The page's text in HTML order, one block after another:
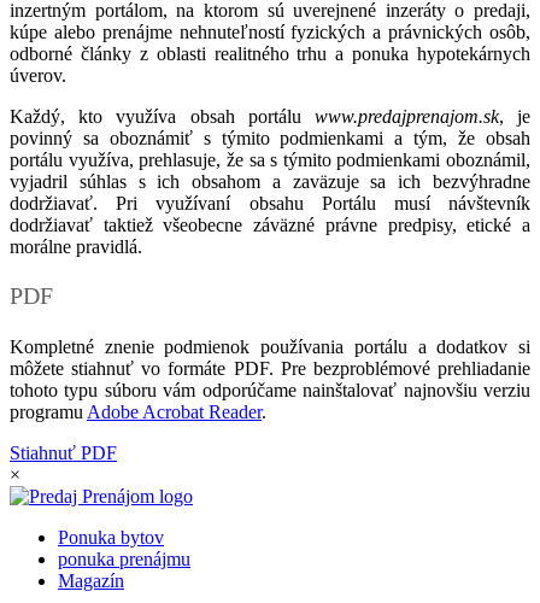
inzertným portálom, na ktorom sú uverejnené inzeráty o predaji,
kúpe alebo prenájme nehnuteľností fyzických a právnických osôb,
odborné články z oblasti realitného trhu a ponuka hypotekárnych
úverov.
Každý, kto využíva obsah portálu www.predajprenajom.sk, je
povinný sa oboznámiť s týmito podmienkami a tým, že obsah
portálu využíva, prehlasuje, že sa s týmito podmienkami oboznámil,
vyjadril súhlas s ich obsahom a zaväzuje sa ich bezvýhradne
dodržiavať. Pri využívaní obsahu Portálu musí návštevník
dodržiavať taktiež všeobecne záväzné právne predpisy, etické a
morálne pravidlá.
PDF
Kompletné znenie podmienok používania portálu a dodatkov si
môžete stiahnuť vo formáte PDF. Pre bezproblémové prehliadanie
tohoto typu súboru vám odporúčame nainštalovať najnovšiu verziu
programu Adobe Acrobat Reader.
Stiahnuť PDF
×
Ponuka bytov
ponuka prenájmu
Magazín